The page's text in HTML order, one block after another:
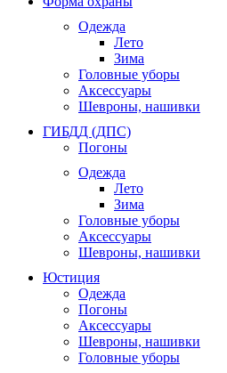
Одежда
Лето
Зима
Головные уборы
Аксессуары
Шевроны, нашивки
ГИБДД (ДПС)
Погоны
Одежда
Лето
Зима
Головные уборы
Аксессуары
Шевроны, нашивки
Юстиция
Одежда
Погоны
Аксессуары
Шевроны, нашивки
Головные уборы